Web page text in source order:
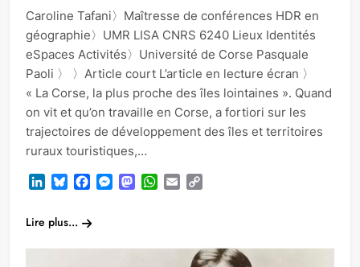
Caroline Tafani〉Maîtresse de conférences HDR en
géographie〉UMR LISA CNRS 6240 Lieux Identités
eSpaces Activités〉Université de Corse Pasquale
Paoli 〉 〉Article court L’article en lecture écran 〉
« La Corse, la plus proche des îles lointaines ». Quand
on vit et qu’on travaille en Corse, a fortiori sur les
trajectoires de développement des îles et territoires
ruraux touristiques,…
LinkedInBlueskyFacebook
Messenger
Mastodon
WhatsApp
Email
Lire plus...